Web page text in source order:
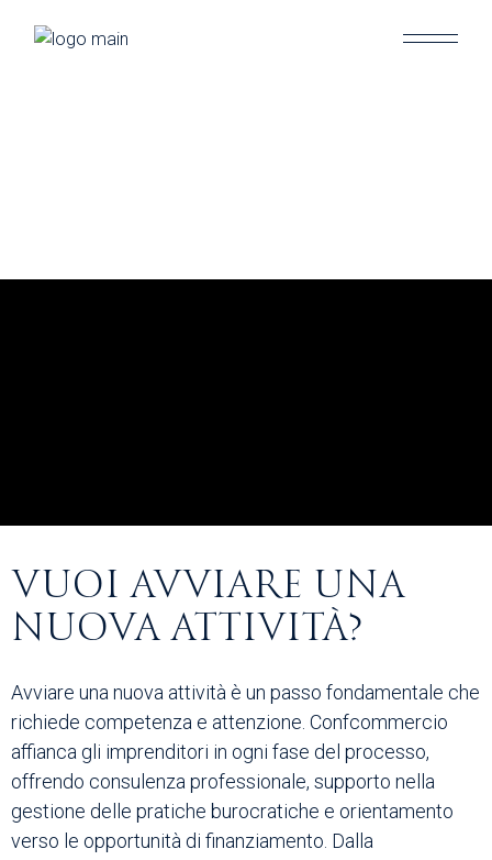
VUOI AVVIARE UNA
NUOVA ATTIVITÀ?
Avviare una nuova attività è un passo fondamentale che
richiede competenza e attenzione. Confcommercio
affianca gli imprenditori in ogni fase del processo,
offrendo consulenza professionale, supporto nella
gestione delle pratiche burocratiche e orientamento
verso le opportunità di finanziamento. Dalla